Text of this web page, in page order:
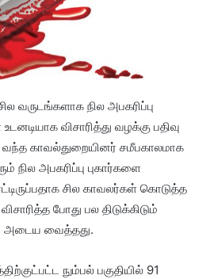
வருடங்களாக நில அபகரிப்பு
விசாரித்து வழக்கு பதிவு
வந்த காவல்துறையினர் சமீபகாலமாக
நில அபகரிப்பு புகார்களை
சில காவலர்கள் கொடுத்த
போது பல திடுக்கிடும்
அடைய வைத்தது.
நும்பல் பகுதியில் 91